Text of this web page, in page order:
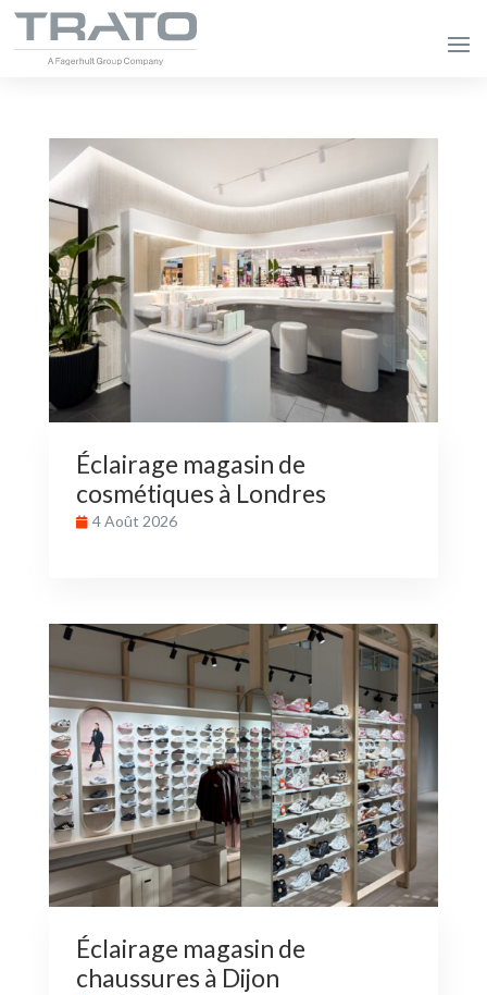
Éclairage magasin de
cosmétiques à Londres
4 Août 2026
Éclairage magasin de
chaussures à Dijon